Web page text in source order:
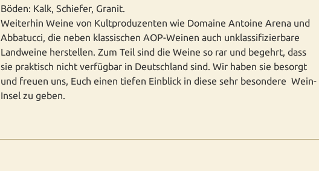
Böden: Kalk, Schiefer, Granit.
Weiterhin Weine von Kultproduzenten wie Domaine Antoine Arena und
Abbatucci, die neben klassischen AOP-Weinen auch unklassifizierbare
Landweine herstellen. Zum Teil sind die Weine so rar und begehrt, dass
sie praktisch nicht verfügbar in Deutschland sind. Wir haben sie besorgt
und freuen uns, Euch einen tiefen Einblick in diese sehr besondere Wein-
Insel zu geben.